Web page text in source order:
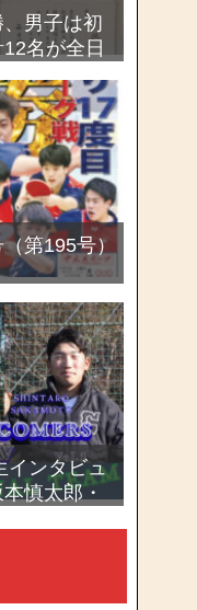
男子は初
名が全日
東学生剣道
第195号）
インタビュ
慎太郎・